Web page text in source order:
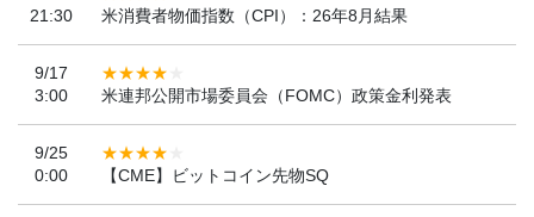
21:30
米消費者物価指数（CPI）：26年8月結果
9/17
3:00
米連邦公開市場委員会（FOMC）政策金利発表
9/25
0:00
【CME】ビットコイン先物SQ